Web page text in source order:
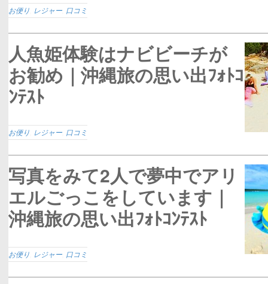
お便り レジャー 口コミ
人魚姫体験はナビビーチが
お勧め｜沖縄旅の思い出ﾌｫﾄｺ
ﾝﾃｽﾄ
お便り レジャー 口コミ
写真をみて2人で夢中でアリ
エルごっこをしています｜
沖縄旅の思い出ﾌｫﾄｺﾝﾃｽﾄ
お便り レジャー 口コミ